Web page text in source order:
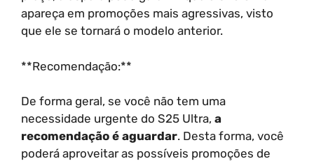
apareça em promoções mais agressivas, visto
que ele se tornará o modelo anterior.
**Recomendação:**
De forma geral, se você não tem uma
necessidade urgente do S25 Ultra, a
recomendação é aguardar. Desta forma, você
poderá aproveitar as possíveis promoções de